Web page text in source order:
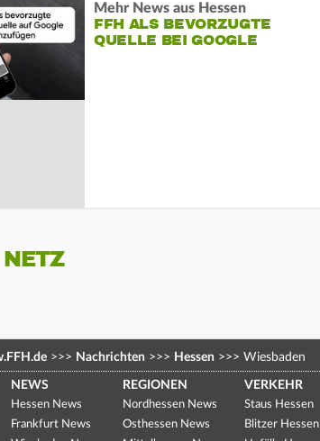
Mehr News aus Hessen
FFH ALS BEVORZUGTE
QUELLE BEI GOOGLE
>>> Nachrichten >>> Hessen >>> Wiesbaden
NEWS
Hessen News
Frankfurt News
REGIONEN
Nordhessen News
Osthessen News
VERKEHR
Staus Hessen
Blitzer Hessen